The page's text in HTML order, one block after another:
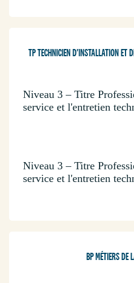
TP TECHNICIEN D'INSTALLATION ET
Niveau 3 – Titre
service et l'entretien
Niveau 3 – Titre
service et l'entretien
BP MÉTIERS DE